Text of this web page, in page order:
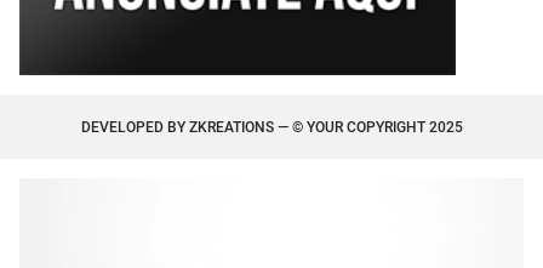
DEVELOPED BY ZKREATIONS— © YOUR COPYRIGHT 2025